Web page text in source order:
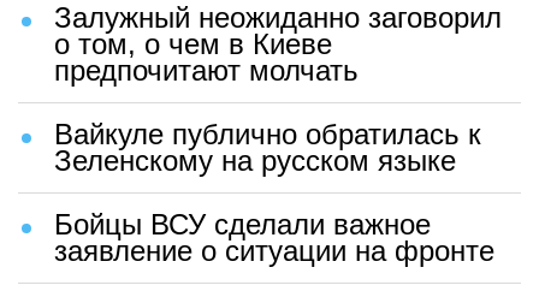
Залужный неожиданно заговорил
о том, о чем в Киеве
предпочитают молчать
Вайкуле публично обратилась к
Зеленскому на русском языке
Бойцы ВСУ сделали важное
заявление о ситуации на фронте